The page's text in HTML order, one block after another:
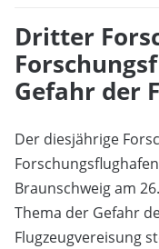
Dritter
Gefahr der
Der diesjährige
Braunschweig am
Thema der Gefahr
Flugzeugvereisung